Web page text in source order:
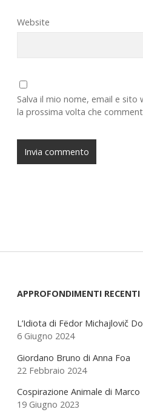
Website
Salva il mio nome, email e
la prossima volta che
Sidebar
APPROFONDIMENTI RECENTI
L’Idiota di Fëdor Michajlovič
6 Giugno 2024
Giordano Bruno di Anna Foa
22 Febbraio 2024
Cospirazione Animale di Marco
19 Giugno 2023